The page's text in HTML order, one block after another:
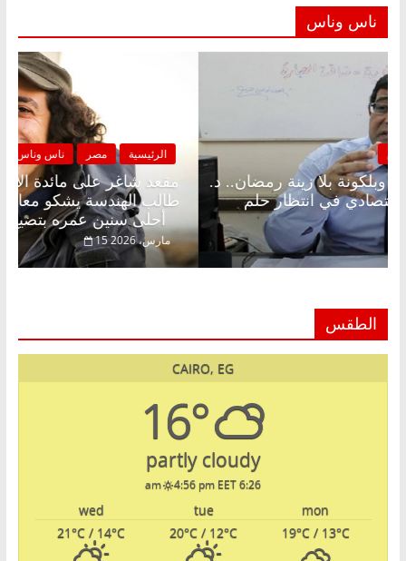
ناس وناس
الرئيسية مصر
مقعد شاغر على الإفطار وبلكونة بلا زينة رمضان.. د.
عبدالخالق فاروق خبير اقتصادي في انتظار حلم
الحرية ولمة الحبايب
22 فبراير، 2026
الطقس
CAIRO, EG
16°
partly cloudy
6:26 am
4:56 pm EET
mon
tue
wed
19°C/ 13°C
20°C / 12°C
21°C / 14°C